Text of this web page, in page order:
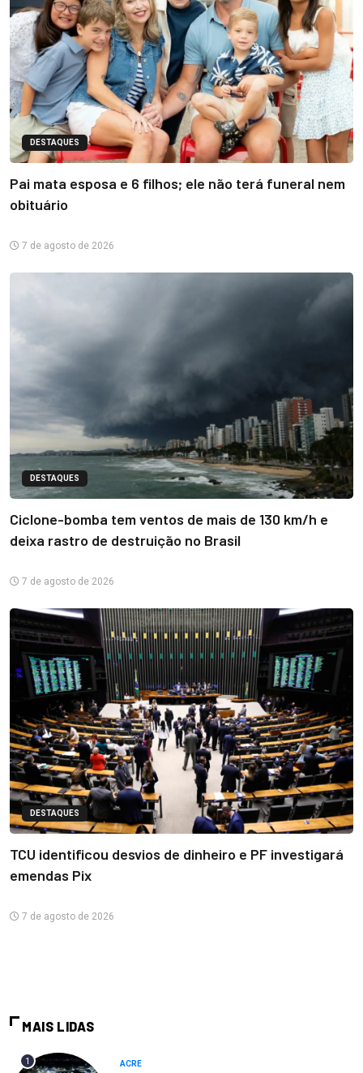
DESTAQUES
Pai mata esposa e 6 filhos; ele não terá funeral nem
obituário
7 de agosto de 2026
DESTAQUES
Ciclone-bomba tem ventos de mais de 130 km/h e
deixa rastro de destruição no Brasil
7 de agosto de 2026
DESTAQUES
TCU identificou desvios de dinheiro e PF investigará
emendas Pix
7 de agosto de 2026
MAIS LIDAS
1 ACRE